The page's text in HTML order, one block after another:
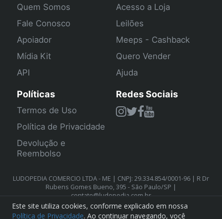
Quem Somos
Fale Conosco
Apoiador
Mídia Kit
API
Acesso a Loja
Leilões
Meeps - Cashback
Quero Vender
Ajuda
Políticas
Termos de Uso
Política de Privacidade
Devolução e
Reembolso
Redes Sociais
LUDOPEDIA COMERCIO LTDA - ME | CNPJ: 29.334.854/0001-96 | R Dr
Rubens Gomes Bueno, 395 - São Paulo/SP |
contato@ludopedia.com.br
Este site utiliza cookies, conforme explicado em nossa
Política de Privacidade. Ao continuar navegando, você